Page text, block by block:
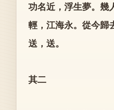
功名近，浮生夢。幾
輕，江海永。從今歸
送，送。
其二